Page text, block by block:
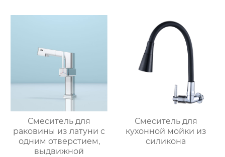
Смеситель для
раковины из латуни с
одним отверстием,
выдвижной
Смеситель для
кухонной мойки из
силикона